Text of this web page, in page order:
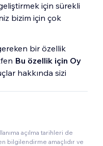
için sürekli
bizim için çok
bir özellik
Bu özellik için Oy
hakkında sizi
açılma tarihleri de
bilgilendirme amaçlıdır ve